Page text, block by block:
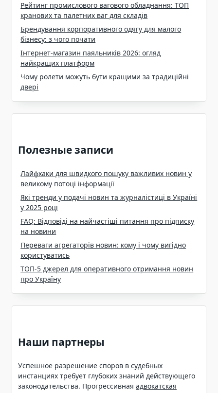
Рейтинг промислового вагового обладнання: ТОП
кранових та палетних ваг для складів
Брендування корпоративного одягу для малого
бізнесу: з чого почати
Інтернет-магазин паяльників 2026: огляд
найкращих платформ
Чому ролети можуть бути кращими за традиційні
двері
Полезные записи
Лайфхаки для швидкого пошуку важливих новин у
великому потоці інформації
Які тренди у подачі новин та журналістиці в Україні
у 2025 році
FAQ: Відповіді на найчастіші питання про підписку
на новини
Переваги агрегаторів новин: кому і чому вигідно
користуватись
ТОП-5 джерел для оперативного отримання новин
про Україну
Наши партнеры
Успешное разрешение споров в судебных
инстанциях требует глубоких знаний действующего
законодательства. Прогрессивная адвокатская